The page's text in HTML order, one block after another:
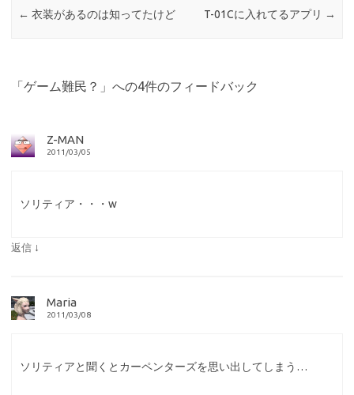
← 衣装があるのは知ってたけど T-01Cに入れてるアプリ →
「ゲーム難民？ 」への4件のフィードバック
Z-MAN
2011/03/05
ソリティア・・・w
返信 ↓
Maria
2011/03/08
ソリティアと聞くとカーペンターズを思い出してしまう…